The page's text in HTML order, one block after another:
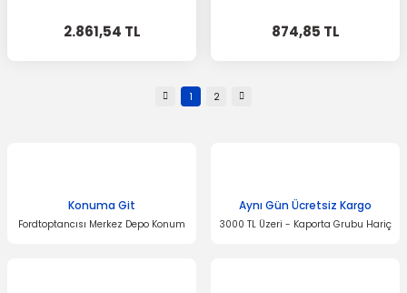
2.861,54 TL 874,85 TL
1 2
Konuma Git
Fordtoptancısı Merkez Depo Konum
Aynı Gün Ücretsiz Kargo
3000 TL Üzeri - Kaporta Grubu Hariç